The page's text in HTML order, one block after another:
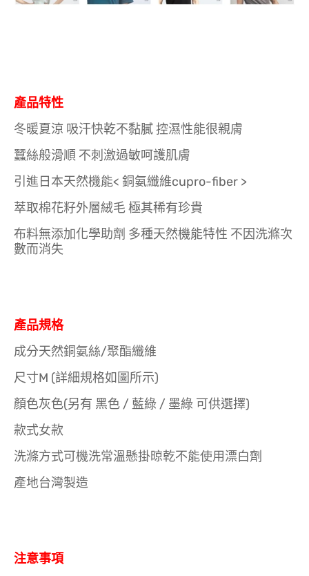
產品特性
冬暖夏涼 吸汗快乾不黏膩 控濕性能很親膚
蠶絲般滑順 不刺激過敏呵護肌膚
引進日本天然機能< 銅氨纖維cupro-fiber >
萃取棉花籽外層絨毛 極其稀有珍貴
布料無添加化學助劑 多種天然機能特性 不因洗滌次
數而消失
產品規格
成分天然銅氨絲/聚酯纖維
尺寸M (詳細規格如圖所示)
顏色灰色(另有 黑色 / 藍綠 / 墨綠 可供選擇)
款式女款
洗滌方式可機洗常溫懸掛晾乾不能使用漂白劑
產地台灣製造
注意事項